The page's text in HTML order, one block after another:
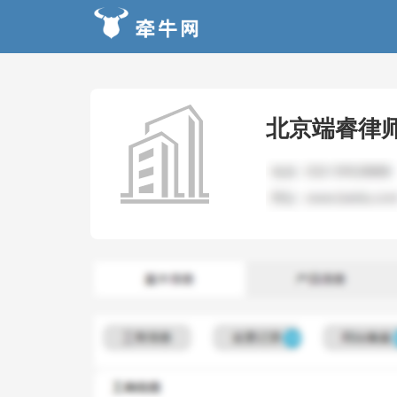
北京端睿律